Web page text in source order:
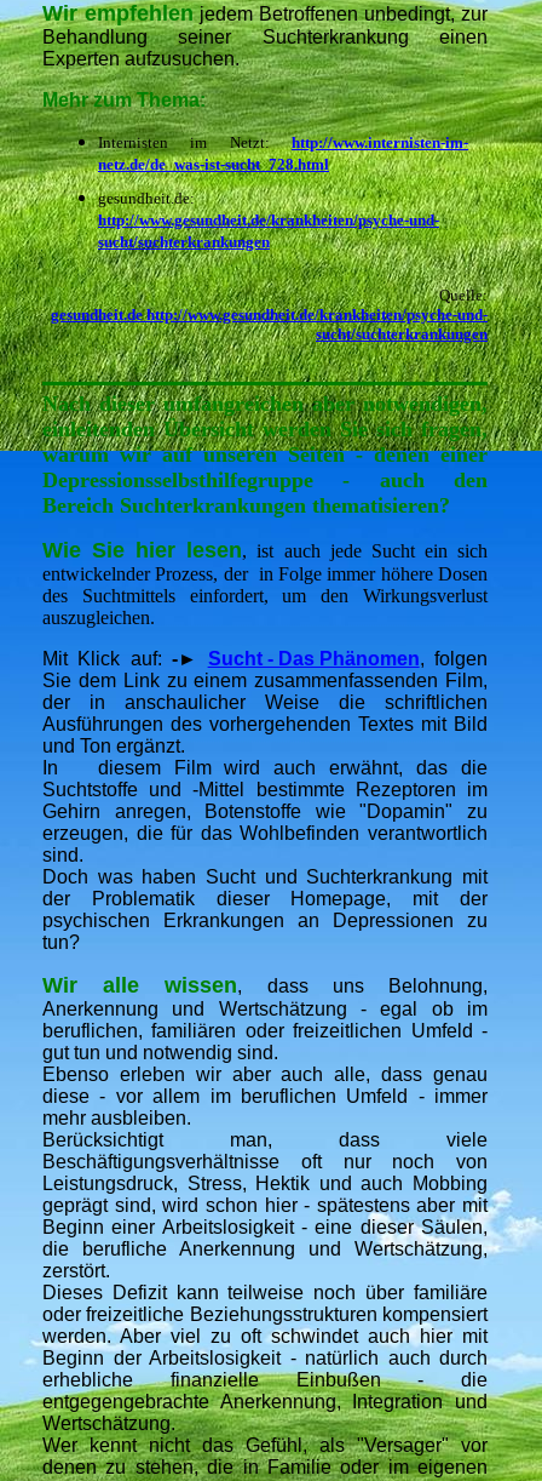
Wir empfehlen jedem Betroffenen unbedingt, zur
Behandlung seiner Suchterkrankung einen
Experten aufzusuchen.
Mehr zum Thema:
Internisten im Netzt:http://www.internisten-im-
netz.de/de_was-ist-sucht_728.html
gesundheit.de:
http://www.gesundheit.de/krankheiten/psyche-und-
sucht/suchterkrankungen
Quelle:
gesundheit.de http://www.gesundheit.de/krankheiten/psyche-und-
sucht/suchterkrankungen
Nach dieser umfangreichen aber notwendigen,
einleitenden Übersicht werden Sie sich fragen,
warum wir auf unseren Seiten- denen einer
Depressionsselbsthilfegruppe - auch den
Bereich Suchterkrankungen thematisieren?
Wie Sie hier lesen, ist auch jede Sucht ein sich
entwickelnder Prozess, der in Folge immer höhere Dosen
des Suchtmittels einfordert, um den Wirkungsverlust
auszugleichen.
Mit Klick auf:-► Sucht - Das Phänomen, folgen
Sie dem Link zu einem zusammenfassenden Film,
der in anschaulicher Weise die schriftlichen
Ausführungen des vorhergehenden Textes mit Bild
und Ton ergänzt.
In diesem Film wird auch erwähnt, das die
Suchtstoffe und -Mittel bestimmte Rezeptoren im
Gehirn anregen, Botenstoffe wie "Dopamin" zu
erzeugen, die für das Wohlbefinden verantwortlich
sind.
Doch was haben Sucht und Suchterkrankung mit
der Problematik dieser Homepage, mit der
psychischen Erkrankungen an Depressionen zu
tun?
Wir alle wissen, dass uns Belohnung,
Anerkennung und Wertschätzung - egal ob im
beruflichen, familiären oder freizeitlichen Umfeld -
gut tun und notwendig sind.
Ebenso erleben wir aber auch alle, dass genau
diese - vor allem im beruflichen Umfeld - immer
mehr ausbleiben.
Berücksichtigt man, dass viele
Beschäftigungsverhältnisse oft nur noch von
Leistungsdruck, Stress, Hektik und auch Mobbing
geprägt sind, wird schon hier - spätestens aber mit
Beginn einer Arbeitslosigkeit - eine dieser Säulen,
die berufliche Anerkennung und Wertschätzung,
zerstört.
Dieses Defizit kann teilweise noch über familiäre
oder freizeitliche Beziehungsstrukturen kompensiert
werden. Aber viel zu oft schwindet auch hier mit
Beginn der Arbeitslosigkeit - natürlich auch durch
erhebliche finanzielle Einbußen - die
entgegengebrachte Anerkennung, Integration und
Wertschätzung.
Wer kennt nicht das Gefühl, als "Versager" vor
denen zu stehen, die in Familie oder im eigenen